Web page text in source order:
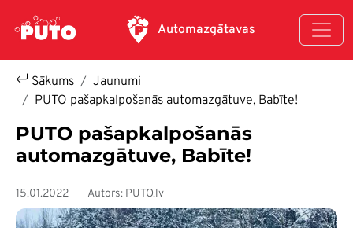
Automazgātavas
Sākums
Jaunumi
PUTO pašapkalpošanās automazgātuve, Babīte!
PUTO pašapkalpošanās
automazgātuve, Babīte!
15.01.2022 Autors: PUTO.lv